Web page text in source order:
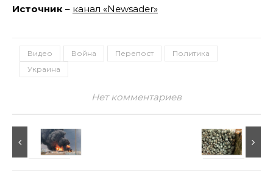
Источник – канал «Newsader»
Видео Война Перепост
Политика
Украина
Нет комментариев